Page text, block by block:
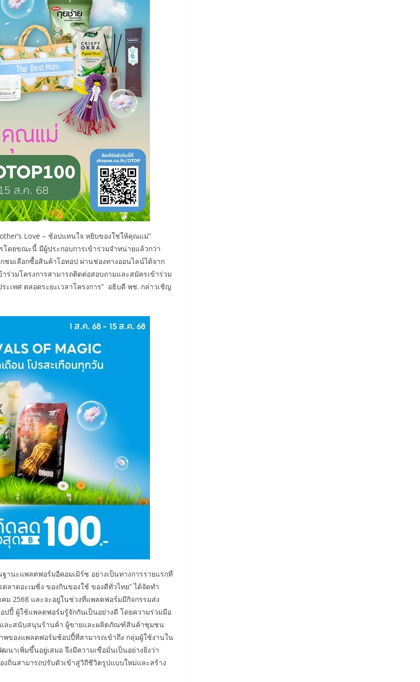
Love – ช้อปแทนใจ หยิบของใช่ให้คุณแม่”
โดยขณะนี้ มีผู้ประกอบการเข้าร่วมจำหน่ายแล้วกว่า
มเลือกซื้อสินค้าโอทอป ผ่านช่องทางออนไลน์ได้จาก
วมโครงการสามารถติดต่อสอบถามและสมัครเข้าร่วม
เทศ ตลอดระยะเวลาโครงการ” อธิบดี พช. กล่าวเชิญ
านะแพลตฟอร์มอีคอมเมิร์ซ อย่างเป็นทางการรายแรกที่
าดอะเมซิ่ง ของกินของใช้ ของดีทั่วไทย” ได้จัดทำ
ม 2568 และจะอยู่ในช่วงที่แพลตฟอร์มมีกิจกรรมส่ง
ปปี้ ผู้ใช้แพลตฟอร์มรู้จักกันเป็นอย่างดี โดยความร่วมมือ
และสนับสนุนร้านค้า ผู้ขายและผลิตภัณฑ์สินค้าชุมชน
พของแพลตฟอร์มช้อปปี้ที่สามารถเข้าถึง กลุ่มผู้ใช้งานใน
าเพิ่มขึ้นอยู่เสมอ จึงมีความเชื่อมั่นเป็นอย่างยิ่งว่า
ถิ่นสามารถปรับตัวเข้าสู่วิถีชีวิตรูปแบบใหม่และสร้าง